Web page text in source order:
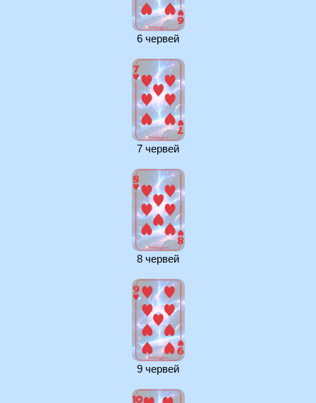
6 червей
7 червей
8 червей
9 червей